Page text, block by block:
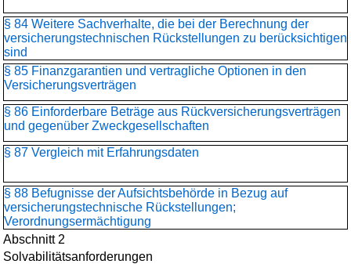
§ 84 Weitere Sachverhalte, die bei der Berechnung der
versicherungstechnischen Rückstellungen zu berücksichtigen
sind
§ 85 Finanzgarantien und vertragliche Optionen in den
Versicherungsverträgen
§ 86 Einforderbare Beträge aus Rückversicherungsverträgen
und gegenüber Zweckgesellschaften
§ 87 Vergleich mit Erfahrungsdaten
§ 88 Befugnisse der Aufsichtsbehörde in Bezug auf
versicherungstechnische Rückstellungen;
Verordnungsermächtigung
Abschnitt 2
Solvabilitätsanforderungen